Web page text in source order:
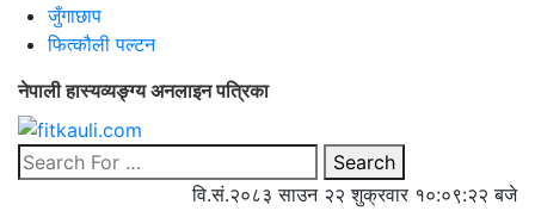
जुँगाछाप
फित्कौली पल्टन
नेपाली हास्यव्यङ्ग्य अनलाइन पत्रिका
Search
वि.सं.२०८३ साउन २२ शुक्रवार १०:०९:२२ बजे